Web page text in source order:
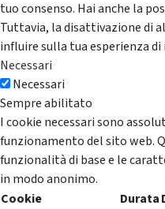
tuo consenso. Hai anche la
Tuttavia, la disattivazione di
influire sulla tua esperienza di
Necessari
Necessari
Sempre abilitato
I cookie necessari sono
funzionamento del sito web.
funzionalità di base e le
in modo anonimo.
Cookie
Durata